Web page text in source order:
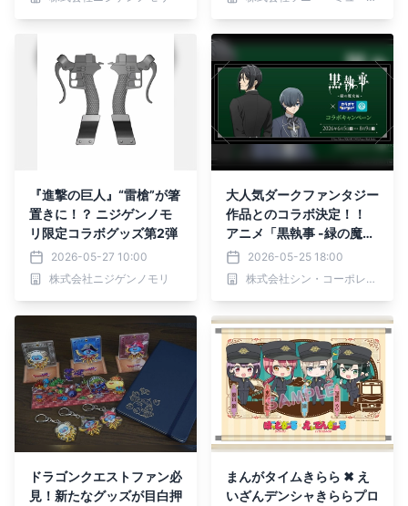
ニ、それぞれの運命を表現
日より登場
『進撃の巨人』“雷槍”が箸
置きに！？ ニジゲンノモ
リ限定コラボグッズ第2弾
2026-05-27 10:00
株式会社ニジゲンノモリ
大人気ダークファンタジー
作品とのコラボ決定！！
アニメ「黒執事 -緑の魔女
編-」×カラオケBanBanグ
ループコラボキャンペ―ン
開催
2026-05-25 18:00
株式会社シン・コーポレーション
ドラゴンクエストファン必
見！新たなグッズが目白押
まんがタイムきらら ✖ え
いざんデンシャきららプロ